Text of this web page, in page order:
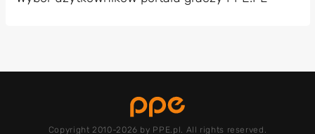
Copyright 2010-2026 by PPE.pl. All rights reserved.